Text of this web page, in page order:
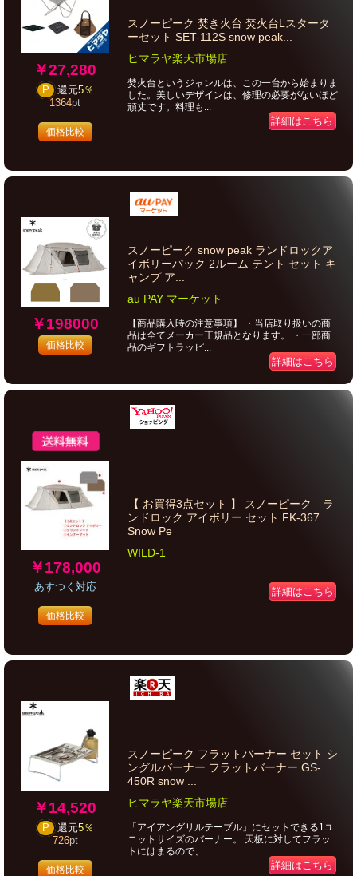
￥27,280
P 還元5％
1364pt
価格比較
スノーピーク 焚き火台 焚火台Lスタータ
ーセット SET-112S snow peak...
ヒマラヤ楽天市場店
焚火台というジャンルは、この一台から始まりま
した。美しいデザインは、修理の必要がないほど
頑丈です。料理も...
詳細はこちら
￥198000
価格比較
スノーピーク snow peak ランドロックア
イボリーパック 2ルーム テント セット キ
ャンプ ア...
au PAY マーケット
【商品購入時の注意事項】 ・当店取り扱いの商
品は全てメーカー正規品となります。 ・一部商
品のギフトラッピ...
詳細はこちら
￥178,000
あすつく対応
価格比較
【 お買得3点セット 】 スノーピーク ラ
ンドロック アイボリー セット FK-367
Snow Pe
WILD-1
詳細はこちら
￥14,520
P 還元5％
726pt
価格比較
スノーピーク フラットバーナー セット シ
ングルバーナー フラットバーナー GS-
450R snow ...
ヒマラヤ楽天市場店
「アイアングリルテーブル」にセットできる1ユ
ニットサイズのバーナー。 天板に対してフラッ
トにはまるので、...
詳細はこちら